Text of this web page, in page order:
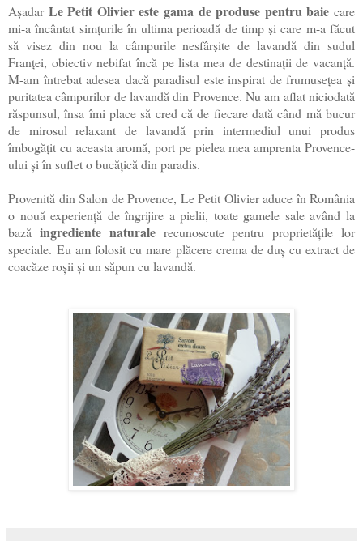
Așadar Le Petit Olivier este gama de produse pentru baie care
mi-a încântat simțurile în ultima perioadă de timp și care m-a făcut
să visez din nou la câmpurile nesfârșite de lavandă din sudul
Franței, obiectiv nebifat încă pe lista mea de destinații de vacanță.
M-am întrebat adesea dacă paradisul este inspirat de frumusețea și
puritatea câmpurilor de lavandă din Provence. Nu am aflat niciodată
răspunsul, însa îmi place să cred că de fiecare dată când mă bucur
de mirosul relaxant de lavandă prin intermediul unui produs
îmbogățit cu aceasta aromă, port pe pielea mea amprenta Provence-
ului și în suflet o bucățică din paradis.
Provenită din Salon de Provence, Le Petit Olivier aduce în România
o nouă experiență de îngrijire a pielii, toate gamele sale având la
bază ingrediente naturalerecunoscute pentru proprietățile lor
speciale.Eu am folosit cu mare plăcere crema de duș cu extract de
coacăze roșii și un săpun cu lavandă.